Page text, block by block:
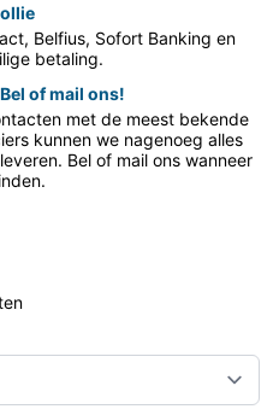
Belfius, Sofort Banking en
betaling.
of mail ons!
met de meest bekende
kunnen we nagenoeg alles
Bel of mail ons wanneer